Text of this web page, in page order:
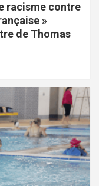
racisme contre
»
de Thomas